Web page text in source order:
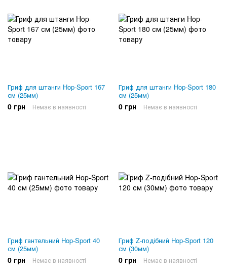
Гриф для штанги Hop-Sport 167
см (25мм)
0 грн Немає в наявності
Гриф для штанги Hop-Sport 180
см (25мм)
0 грн Немає в наявності
Гриф гантельний Hop-Sport 40
см (25мм)
0 грн Немає в наявності
Гриф Z-подібний Hop-Sport 120
см (30мм)
0 грн Немає в наявності